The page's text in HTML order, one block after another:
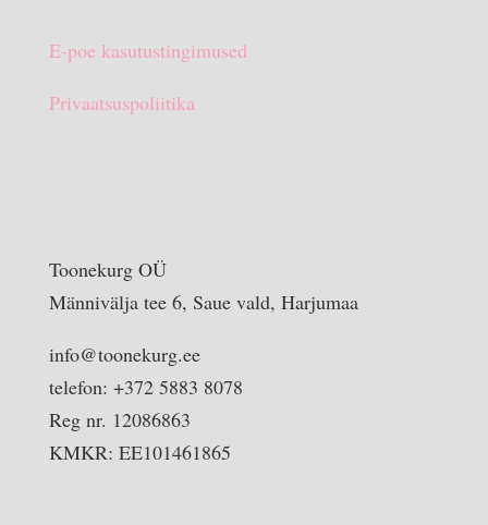
E-poe kasutustingimused
Privaatsuspoliitika
Toonekurg OÜ
Männivälja tee 6, Saue vald, Harjumaa
info@toonekurg.ee
telefon: +372 5883 8078
Reg nr. 12086863
KMKR: EE101461865